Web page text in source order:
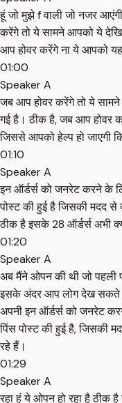
हूं जो मुझे f वाली जो नजर
करेंगे तो ये सामने आपको ये
आप होवर करेंगे ना ये आपको
01:00
Speaker A
जब आप होवर करेंगे तो ये
गई है। ठीक है, जब आप होवर
जिससे आपको हेल्प हो जाएगी
01:10
Speaker A
इन ऑर्डर्स को जनरेट करने के
पोस्ट की हुई है जिसकी मदद
ठीक है इसके 28 ऑर्डर्स अभी
01:20
Speaker A
अब मैंने ओपन की थी जो पहली
इसके अंदर आप लोग देख सकते
अपनी इन ऑर्डर्स को जनरेट
पिंस पोस्ट की हुई है, जिसकी
रहे हैं।
01:29
Speaker A
रहा हूं ये ओपन हो रहा है ठीक